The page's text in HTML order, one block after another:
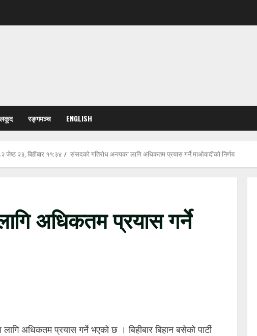
रङ्गमञ्च ENGLISH
जेष्ठ २३, बिहीबार ११:३४ संसदको गतिरोध अन्त्यका लागि अधिकतम प्रयास गर्ने माओवादीको निर्णय
अधिकतम प्रयास गर्ने
अधिकतम प्रयास गर्ने भएको छ । बिहीबार बिहान बसेको पार्टी